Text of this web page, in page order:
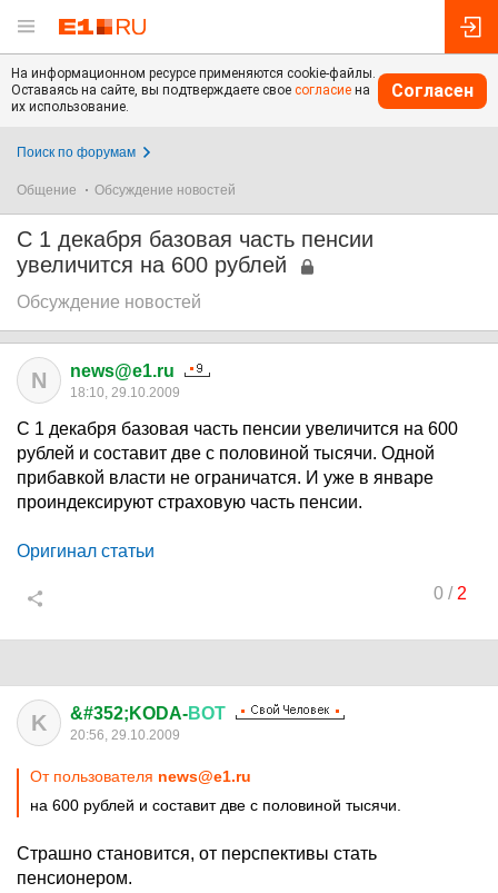
На информационном ресурсе применяются cookie-файлы.
Оставаясь на сайте, вы подтверждаете свое согласие на
их использование.
Согласен
Поиск по форумам
Общение Обсуждение новостей
С 1 декабря базовая часть пенсии
увеличится на 600 рублей
Обсуждение новостей
N news@e1.ru
18:10, 29.10.2009
С 1 декабря базовая часть пенсии увеличится на 600
рублей и составит две с половиной тысячи. Одной
прибавкой власти не ограничатся. И уже в январе
проиндексируют страховую часть пенсии.
Оригинал статьи
0/ 2
K &#352;KODA-ВОТ
20:56, 29.10.2009
От пользователя news@e1.ru
на 600 рублей и составит две с половиной тысячи.
Страшно становится, от перспективы стать
пенсионером.